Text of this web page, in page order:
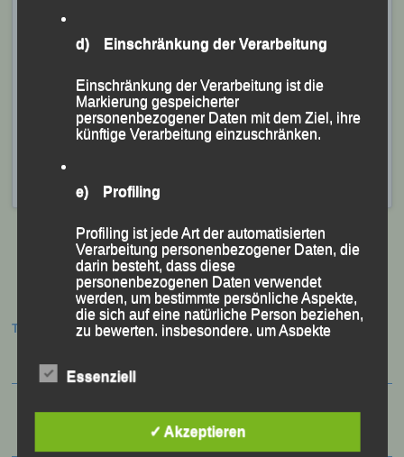
Mitteldistanz-Weltmeisterin Daniela Kleiser (TSV
Grünwald), der Slowakin Elena Duskova (Dukla
(AK Olymp Brno) mit 26:07 bzw. 26:31 Minuten die
Plätze Vier und Fünf.
VeröffentlichtinAktuelles,Archiv 2021 |Markiert mit
Drexler
,München,Olympia - Alm - Crosslauf
Beitragsnavigation
Termine:
d) Einschränkung der Verarbeitung
Einschränkung der Verarbeitung ist die
Markierung gespeicherter
personenbezogener Daten mit dem Ziel, ihre
künftige Verarbeitung einzuschränken.
e) Profiling
Profiling ist jede Art der automatisierten
Verarbeitung personenbezogener Daten, die
darin besteht, dass diese
personenbezogenen Daten verwendet
werden, um bestimmte persönliche Aspekte,
die sich auf eine natürliche Person beziehen,
zu bewerten, insbesondere, um Aspekte
Interessen, Zuverlässigkeit, Verhalten,
natürlichen Person zu analysieren oder
vorherzusagen.
Essenziell
✓ Akzeptieren